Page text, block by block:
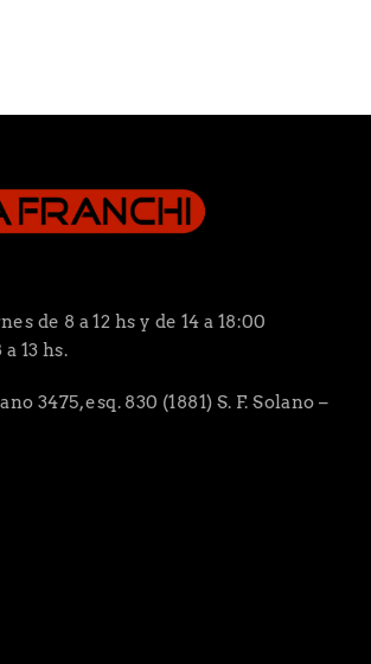
de 8 a 12 hs y de 14 a 18:00
13 hs.
3475, esq. 830 (1881) S. F. Solano –